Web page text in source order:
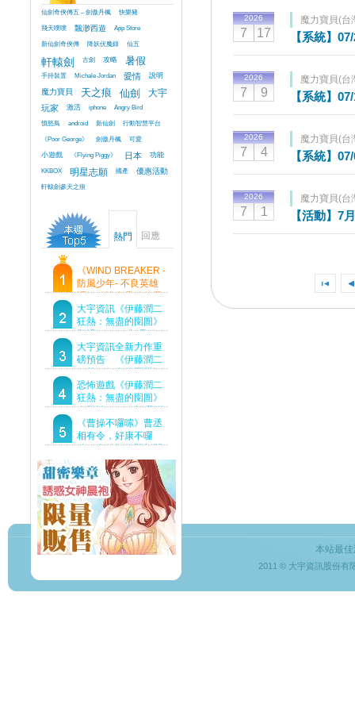
仙劍奇俠傳五 – 劍傲丹楓
快樂豬
飛天噗噗
飄渺西遊
App Store
新仙劍奇俠傳
降妖伏魔錄 仙五
軒轅劍 古劍 攻略 暑假
手持裝置 Michale Jordan 愛情 說明
魔力寶貝 天之痕 仙劍 大宇
玩家 激活 iphone
Angry Bird
憤怒鳥
android 新仙劍
行動智慧平台
《Poor George》
劍傲丹楓
可愛
小遊戲
《Flying Piggy》 日本
功能
KKBOX
明星志願 國產 優惠活動
軒轅劍參天之痕
熱門 回應
《WIND BREAKER -
防風少年- 不良英雄
譚》傳說中最強的男
人現身！即將顛覆風
鈴高中！
大宇資訊《伊藤潤二
狂熱：無盡的囹圄》
登場 Steam 新品節
首支預告片及遊戲
Demo重磅釋出
大宇資訊全新力作重
磅預告 《伊藤潤二
狂熱：無盡的囹圄》
驚悚亮相 ！伊藤潤二
恐怖世界首度進軍
Steam
恐怖遊戲《伊藤潤二
狂熱：無盡的囹圄》
今登陸Steam 詭異洋
樓開啟 同步釋出最新
預告片
《曹操不囉嗦》曹丞
相有令，好康不囉
嗦！事前預約即刻開
2026
7 17
魔力寶貝(台
【系統】
2026
7 9
魔力寶貝(台
【系統】
2026
7 4
魔力寶貝(台
【系統】
2026
7 1
魔力寶貝(台
【活動】7
本站最
2011 © 大宇資訊股份有